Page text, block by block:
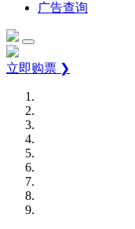
广告查询
立即购票 ❯